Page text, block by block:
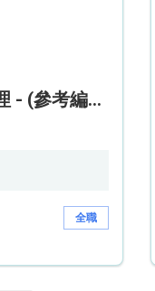
招聘日 - 三級病人服務助理 - (參考編號: HKWCS260107)
全職